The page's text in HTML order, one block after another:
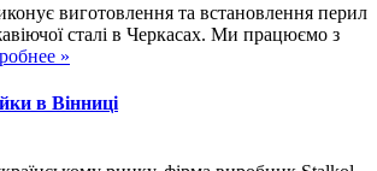
виготовлення та встановлення перил
сталі в Черкасах. Ми працюємо з
»
в Вінниці